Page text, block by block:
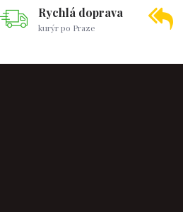
Rychlá doprava
kurýr po Praze